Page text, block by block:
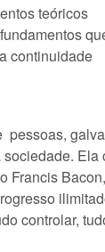
teóricos
continuidade
controlar,